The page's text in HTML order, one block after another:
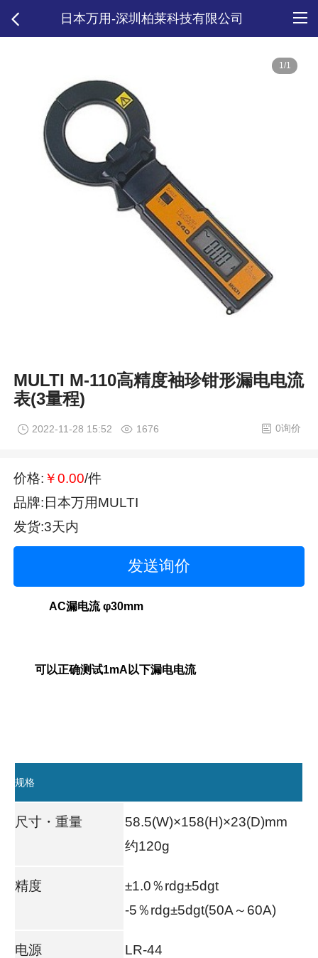
日本万用-深圳柏莱科技有限公司
1/1
MULTI M-110高精度袖珍钳形漏电电流
表(3量程)
2022-11-28 15:52 1676 0询价
价格: ￥0.00/件
品牌:日本万用MULTI
发货:3天内
发送询价
AC漏电流 φ30mm
可以正确测试1mA以下漏电电流
规格
尺寸・重量
58.5(W)×158(H)×23(D)mm
约120g
精度
±1.0％rdg±5dgt
-5％rdg±5dgt(50A～60A)
电源 LR-44